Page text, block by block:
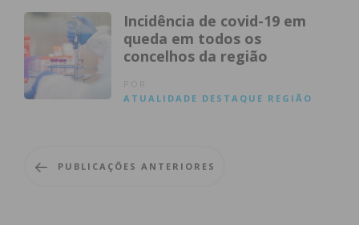
Incidência de covid-19 em
queda em todos os
concelhos da região
ATUALIDADE DESTAQUE REGIÃO
PUBLICAÇÕES ANTERIORES